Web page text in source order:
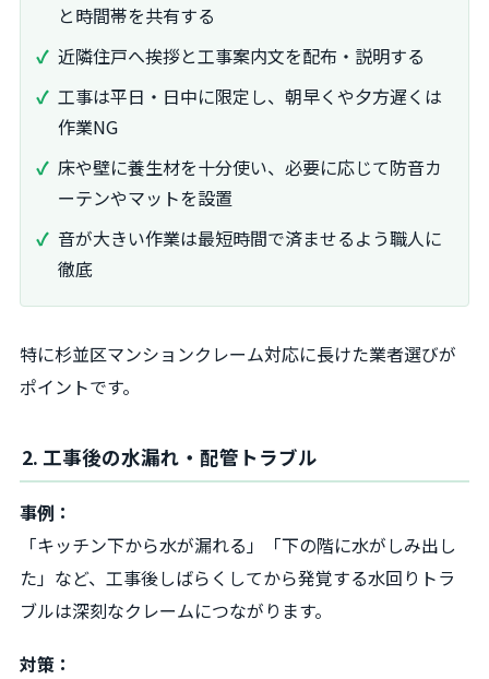
と時間帯を共有する
近隣住戸へ挨拶と工事案内文を配布・説明する
工事は平日・日中に限定し、朝早くや夕方遅くは
作業NG
床や壁に養生材を十分使い、必要に応じて防音カ
ーテンやマットを設置
音が大きい作業は最短時間で済ませるよう職人に
徹底
特に杉並区マンションクレーム対応に長けた業者選びが
ポイントです。
2. 工事後の水漏れ・配管トラブル
事例：
「キッチン下から水が漏れる」「下の階に水がしみ出し
た」など、工事後しばらくしてから発覚する水回りトラ
ブルは深刻なクレームにつながります。
対策：